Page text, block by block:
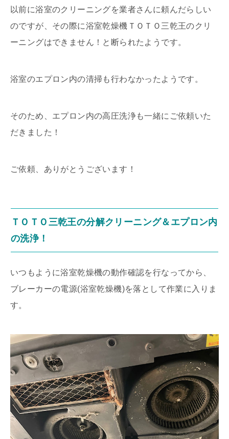
以前に浴室のクリーニングを業者さんに頼んだらしい
のですが、その際に浴室乾燥機ＴＯＴＯ三乾王のクリ
ーニングはできません！と断られたようです。
浴室のエプロン内の清掃も行わなかったようです。
そのため、エプロン内の高圧洗浄も一緒にご依頼いた
だきました！
ご依頼、ありがとうございます！
ＴＯＴＯ三乾王の分解クリーニング＆エプロン内
の洗浄！
いつもように浴室乾燥機の動作確認を行なってから、
ブレーカーの電源(浴室乾燥機)を落として作業に入りま
す。